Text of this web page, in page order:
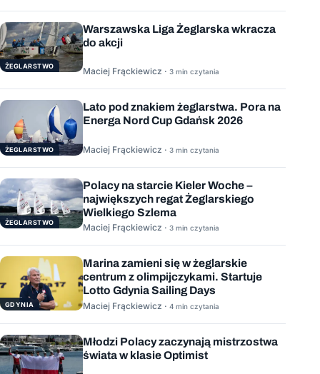
ŻEGLARSTWO
Warszawska Liga Żeglarska wkracza
do akcji
Maciej Frąckiewicz · 3 min czytania
ŻEGLARSTWO
Lato pod znakiem żeglarstwa. Pora na
Energa Nord Cup Gdańsk 2026
Maciej Frąckiewicz · 3 min czytania
ŻEGLARSTWO
Polacy na starcie Kieler Woche –
największych regat Żeglarskiego
Wielkiego Szlema
Maciej Frąckiewicz · 3 min czytania
GDYNIA
Marina zamieni się w żeglarskie
centrum z olimpijczykami. Startuje
Lotto Gdynia Sailing Days
Maciej Frąckiewicz · 4 min czytania
Młodzi Polacy zaczynają mistrzostwa
świata w klasie Optimist